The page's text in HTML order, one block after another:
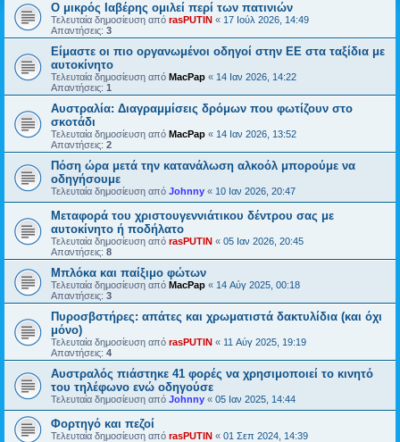
Ο μικρός Ιαβέρης ομιλεί περί των πατινιών
Τελευταία δημοσίευση από rasPUTIN « 17 Ιούλ 2026, 14:49
Απαντήσεις: 3
Είμαστε οι πιο οργανωμένοι οδηγοί στην ΕΕ στα ταξίδια με
αυτοκίνητο
Τελευταία δημοσίευση από MacPap « 14 Ιαν 2026, 14:22
Απαντήσεις: 1
Αυστραλία: Διαγραμμίσεις δρόμων που φωτίζουν στο
σκοτάδι
Τελευταία δημοσίευση από MacPap « 14 Ιαν 2026, 13:52
Απαντήσεις: 2
Πόση ώρα μετά την κατανάλωση αλκοόλ μπορούμε να
οδηγήσουμε
Τελευταία δημοσίευση από Johnny « 10 Ιαν 2026, 20:47
Μεταφορά του χριστουγεννιάτικου δέντρου σας με
αυτοκίνητο ή ποδήλατο
Τελευταία δημοσίευση από rasPUTIN « 05 Ιαν 2026, 20:45
Απαντήσεις: 8
Μπλόκα και παίξιμο φώτων
Τελευταία δημοσίευση από MacPap « 14 Αύγ 2025, 00:18
Απαντήσεις: 3
Πυροσβστήρες: απάτες και χρωματιστά δακτυλίδια (και όχι
μόνο)
Τελευταία δημοσίευση από rasPUTIN « 11 Αύγ 2025, 19:19
Απαντήσεις: 4
Αυστραλός πιάστηκε 41 φορές να χρησιμοποιεί το κινητό
του τηλέφωνο ενώ οδηγούσε
Τελευταία δημοσίευση από Johnny « 05 Ιαν 2025, 14:44
Φορτηγό και πεζοί
Τελευταία δημοσίευση από rasPUTIN « 01 Σεπ 2024, 14:39